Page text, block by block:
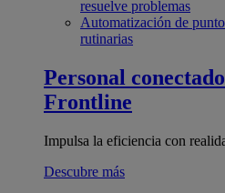
resuelve problemas
Automatización de
rutinarias
Personal conectado
Frontline
Impulsa la eficiencia con
Descubre más